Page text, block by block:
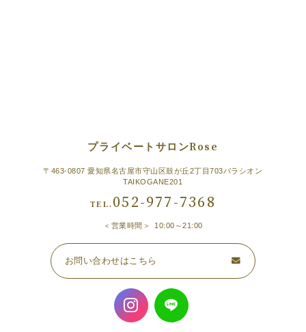
プライベートサロンRose
〒463-0807 愛知県名古屋市守山区鼓が丘2丁目703パラシオン
TAIKOGANE201
TEL. 052-977-7368
営業時間 10:00～21:00
お問い合わせはこちら